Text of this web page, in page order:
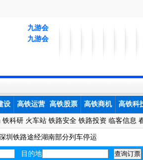
九游会
九游会
设 高铁运营 高铁股票 高铁商机 高铁科
铁科研 火车站 铁路安全 铁路投资 临客信息
圳铁路途经湖南部分列车停运
目的地